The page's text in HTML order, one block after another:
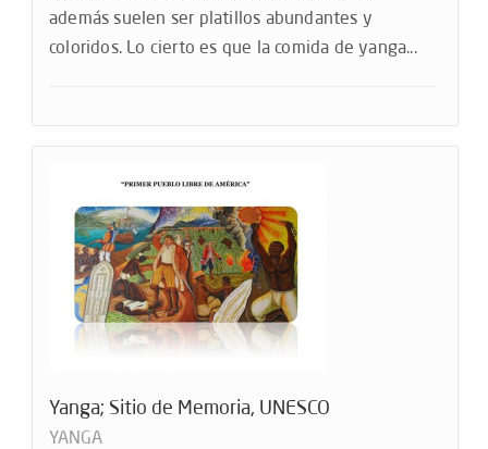
además suelen ser platillos abundantes y
coloridos. Lo cierto es que la comida de yanga...
Yanga; Sitio de Memoria, UNESCO
YANGA